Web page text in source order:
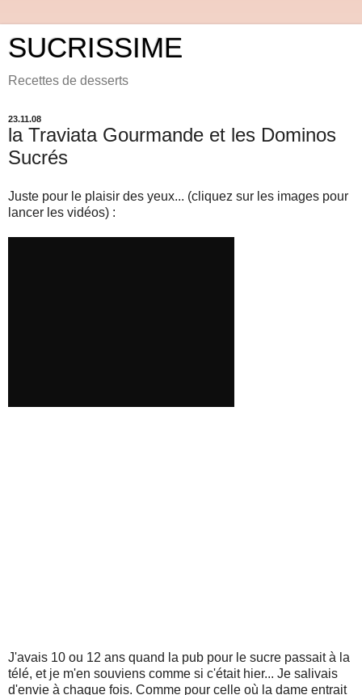
SUCRISSIME
Recettes de desserts
23.11.08
la Traviata Gourmande et les Dominos
Sucrés
Juste pour le plaisir des yeux... (cliquez sur les images pour
lancer les vidéos) :
J'avais 10 ou 12 ans quand la pub pour le sucre passait à la
télé, et je m'en souviens comme si c'était hier... Je salivais
d'envie à chaque fois. Comme pour celle où la dame entrait